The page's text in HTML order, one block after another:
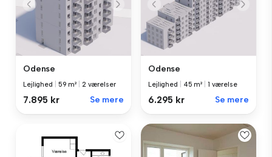
Odense
Lejlighed 59 m² 2 værelser
7.895 kr Se mere
Odense
Lejlighed 45 m² 1 værelse
6.295 kr Se mere